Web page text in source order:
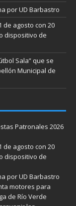
por UD Barbastro
de agosto con 20
dispositivo de
Sala” que se
Municipal de
Patronales 2026
de agosto con 20
dispositivo de
por UD Barbastro
motores para
de Río Verde